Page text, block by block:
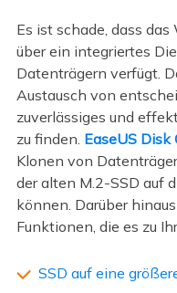
Es ist schade, dass
über ein integriertes
Datenträgern verfügt.
Austausch von
zuverlässiges und
zu finden. EaseUS Disk
Klonen von
der alten M.2-SSD auf
können. Darüber
Funktionen, die es zu
SSD auf eine